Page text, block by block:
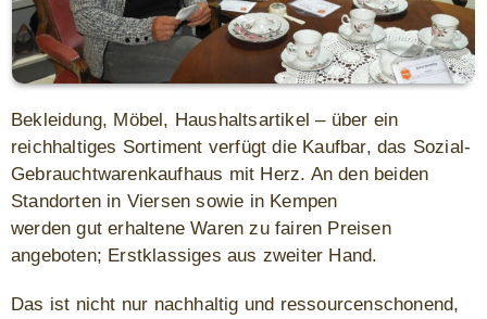
Bekleidung, Möbel, Haushaltsartikel – über ein
reichhaltiges Sortiment verfügt die Kaufbar, das Sozial-
Gebrauchtwarenkaufhaus mit Herz. An den beiden
Standorten in Viersen sowie in Kempen
werden gut erhaltene Waren zu fairen Preisen
angeboten; Erstklassiges aus zweiter Hand.
Das ist nicht nur nachhaltig und ressourcenschonend,